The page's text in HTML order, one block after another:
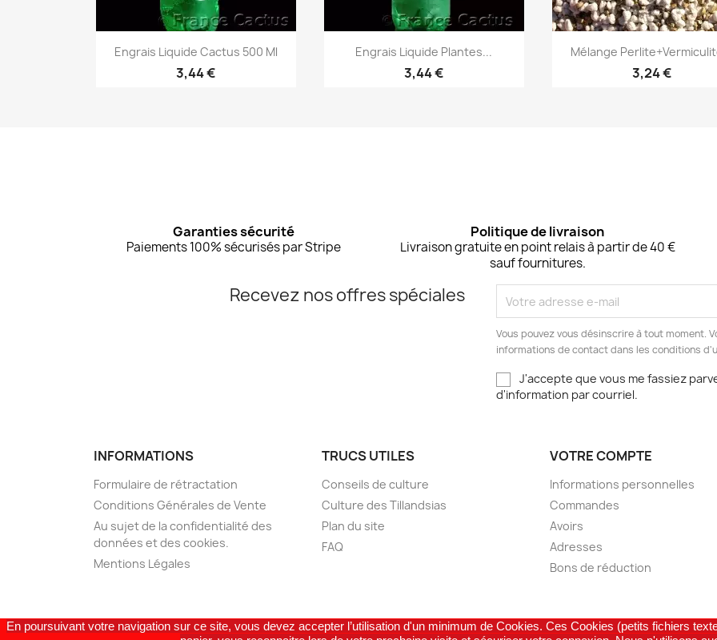
En poursuivant votre navigation sur ce site, vous devez accepter l’utilisation d'un minimum de Cookies. Ces Cookies (petits fichiers
Aperçu rapide
Engrais Liquide Cactus 500 Ml
3,44 €
Aperçu rapide
Engrais Liquide Plantes...
3,44 €
Aperçu rapide
Mélange
3,24 €
Garanties sécurité
Paiements 100% sécurisés par Stripe
Politique de livraison
Livraison gratuite en point relais à partir de 40 €
sauf fournitures.
Recevez nos offres spéciales
Vous pouvez vous désinscrire à tout moment.
informations de contact dans les conditions
J'accepte que vous me fassiez
d'information par courriel.
INFORMATIONS
Formulaire de rétractation
Conditions Générales de Vente
Au sujet de la confidentialité des
données et des cookies.
Mentions Légales
TRUCS UTILES
Conseils de culture
Culture des Tillandsias
Plan du site
FAQ
VOTRE COMPTE
Informations personnelles
Commandes
Avoirs
Adresses
Bons de réduction
© 2026 - Boutique en ligne créée par France Cactus.